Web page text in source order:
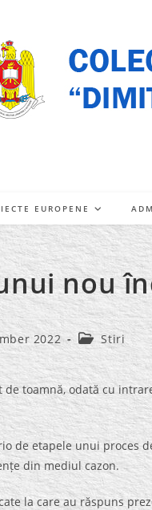
EUROPENE
nou
2022
Post
category:
Stiri
de toamnă, odată cu
de etapele unui proces
din mediul cazon.
la care au răspuns